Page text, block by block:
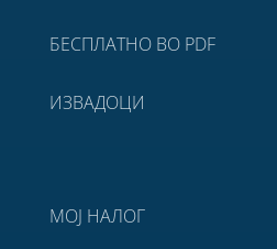
БЕСПЛАТНО ВО PDF
ИЗВАДОЦИ
МОЈ НАЛОГ